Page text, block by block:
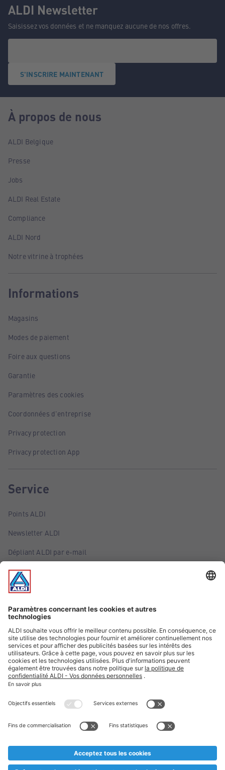
ALDI Newsletter
Saisissez vos données et ne manquez aucune de nos offres.
S'INSCRIRE MAINTENANT
À propos de nous
ALDI Belgique
Presse
Jobs
ALDI Real Estate
Compliance
ALDI Nord
Notre vitrine à trophées
Informations
Magasins
Modes de paiement
Foire aux questions
Garantie
Paramètres des cookies
Coordonnées d'entreprise
Privacy protection
Privacy protection App
Service
Points ALDI
Newsletter ALDI
Dépliant ALDI par e-mail
Offres
Infos essentielles
Suivez ALDI Belgique
Textes marqués d'un astérisque et mentions légales
* Nous vendons ces articles temporairement et jusqu'à
au cas où, malgré le planning bien étudié, nous serions
prématurément en rupture de stock. Prix Recupel et TVA incl.
** Sur ce site, l’utilisation de la forme masculine a été adoptée